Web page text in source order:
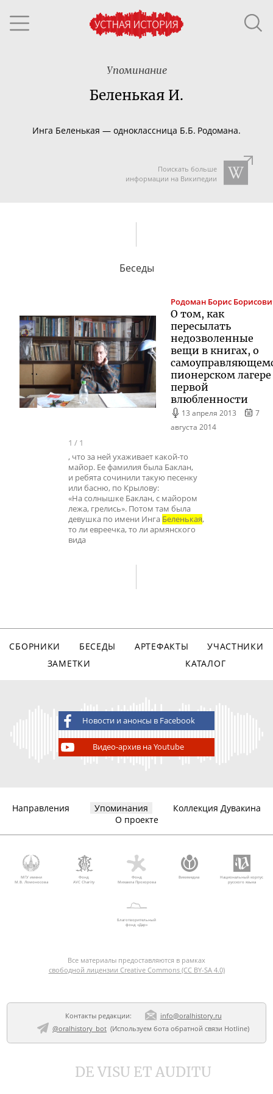
Упоминание
Беленькая И.
Инга Беленькая — одноклассница Б.Б. Родомана.
Поискать больше
информации на Википедии
Беседы
Родоман Борис
О том, как
пересылать
недозволенные
вещи в книгах, о
пионерском
первой
влюбленности
13 апреля 2013
7
августа 2014
1 / 1
, что за ней ухаживает какой-то
майор. Ее фамилия была Баклан,
и ребята сочинили такую песенку
или басню, по Крылову:
«На солнышке Баклан, с майором
лежа, грелись». Потом там была
девушка по имени Инга Беленькая,
то ли евреечка, то ли армянского
вида
СБОРНИКИ БЕСЕДЫ АРТЕФАКТЫ
УЧАСТНИКИ
ЗАМЕТКИ
КАТАЛОГ
Новости и анонсы в Facebook
Видео-архив на Youtube
Направления Упоминания
Коллекция Дувакина
О проекте
МГУ имени
М.В. Ломоносова
Фонд
AVC Charity
Фонд
Михаила Прохорова
Викимедиа
Национальный корпус
русского языка
Благотворительный
фонд «Дар»
Все материалы предоставляются в рамках
свободной лицензии Creative Commons (CC BY-SA 4.0)
Контакты редакции:
info@oralhistory.ru
@oralhistory_bot(Используем бота обратной связи Hotline)
DE VISU ET AUDITU